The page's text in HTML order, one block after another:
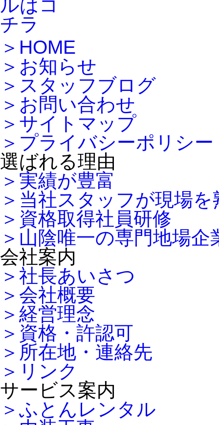
＞HOME
＞お知らせ
＞スタッフブログ
＞お問い合わせ
＞サイトマップ
＞プライバシーポリシー
選ばれる理由
＞実績が豊富
＞当社スタッフが現場を
＞資格取得社員研修
＞山陰唯一の専門地場企
会社案内
＞社長あいさつ
＞会社概要
＞経営理念
＞資格・許認可
＞所在地・連絡先
＞リンク
サービス案内
＞ふとんレンタル